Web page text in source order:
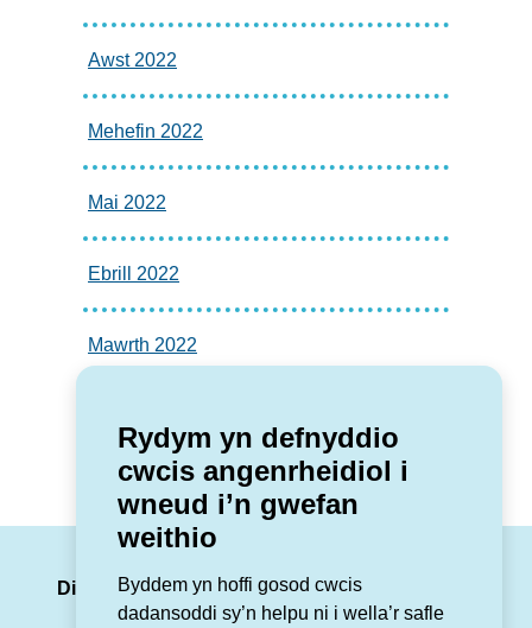
Rydym yn defnyddio
cwcis angenrheidiol i
wneud i’n gwefan
weithio
Byddem yn hoffi gosod cwcis
dadansoddi sy’n helpu ni i wella’r safle
Awst 2022
Mehefin 2022
Mai 2022
Ebrill 2022
Mawrth 2022
Dilynwch ni LinkedIn
Facebook
Twitter